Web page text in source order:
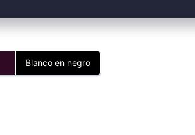
Blanco en negro